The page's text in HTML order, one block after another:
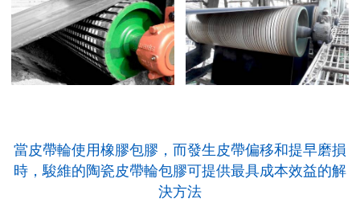
當皮帶輪使用橡膠包膠，而發生皮帶偏移和提早磨損
時，駿維的陶瓷皮帶輪包膠可提供最具成本效益的解
決方法